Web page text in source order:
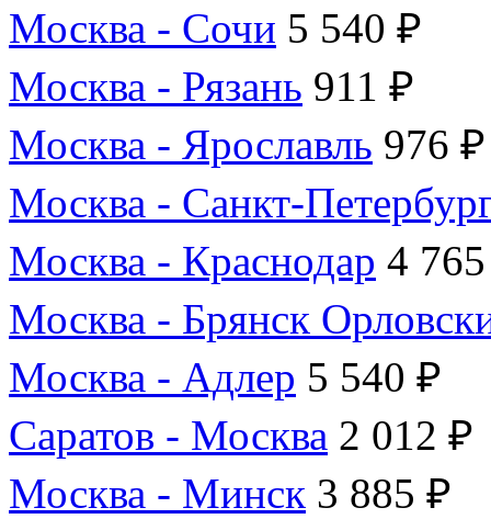
Москва - Сочи 5 540 ₽
Москва - Рязань 911 ₽
Москва - Ярославль 976 ₽
Москва - Санкт-
Москва - Краснодар 4
Москва - Брянск
Москва - Адлер 5 540 ₽
Саратов - Москва 2 012 ₽
Москва - Минск 3 885 ₽